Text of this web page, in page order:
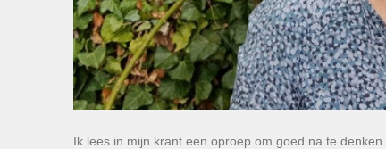
Ik lees in mijn krant een oproep om goed na te